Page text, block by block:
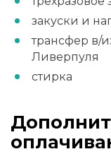
закуски и
трансфер в/
Ливерпуля
стирка